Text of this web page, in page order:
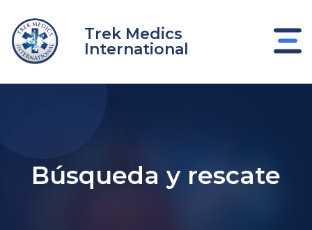
contenido
Trek Medics
International
Búsqueda y rescate